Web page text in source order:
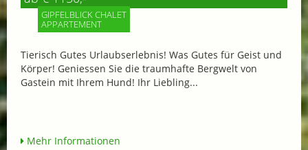
GIPFELBLICK CHALET
APPARTEMENT
Tierisch Gutes Urlaubserlebnis! Was Gutes für Geist und
Körper! Geniessen Sie die traumhafte Bergwelt von
Gastein mit Ihrem Hund! Ihr Liebling...
Mehr Informationen